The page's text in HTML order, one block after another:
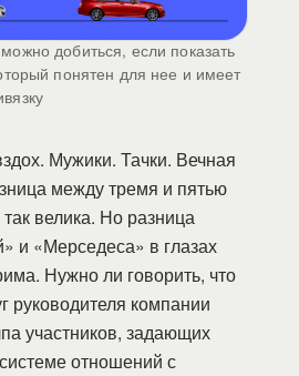
добиться, если показать
понятен для нее и имеет
Мужики. Тачки. Вечная
между тремя и пятью
велика. Но разница
и «Мерседеса» в глазах
Нужно ли говорить, что
руководителя компании
участников, задающих
отношений с